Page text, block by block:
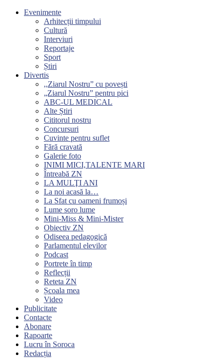
Evenimente
Arhitecții timpului
Cultură
Interviuri
Reportaje
Sport
Știri
Divertis
,,Ziarul Nostru” cu povești
„Ziarul Nostru” pentru pici
ABC-UL MEDICAL
Alte Știri
Cititorul nostru
Concursuri
Cuvinte pentru suflet
Fără cravată
Galerie foto
INIMI MICI,TALENTE MARI
Întreabă ZN
LA MULŢI ANI
La noi acasă la…
La Sfat cu oameni frumoși
Lume soro lume
Mini-Miss & Mini-Mister
Obiectiv ZN
Odiseea pedagogică
Parlamentul elevilor
Podcast
Portrete în timp
Reflecții
Reteta ZN
Școala mea
Video
Publicitate
Contacte
Abonare
Rapoarte
Lucru în Soroca
Redacția